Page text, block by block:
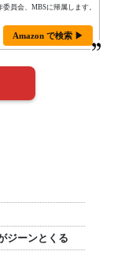
員会、MBSに帰属します。
Amazon で検索 ▶
ジーンとくる